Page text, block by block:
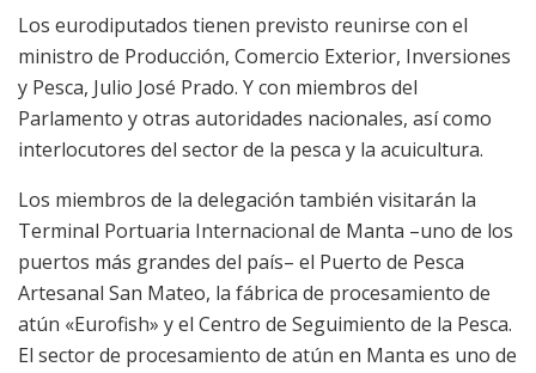
Los eurodiputados tienen previsto reunirse con el
ministro de Producción, Comercio Exterior, Inversiones
y Pesca, Julio José Prado. Y con miembros del
Parlamento y otras autoridades nacionales, así como
interlocutores del sector de la pesca y la acuicultura.
Los miembros de la delegación también visitarán la
Terminal Portuaria Internacional de Manta –uno de los
puertos más grandes del país– el Puerto de Pesca
Artesanal San Mateo, la fábrica de procesamiento de
atún «Eurofish» y el Centro de Seguimiento de la Pesca.
El sector de procesamiento de atún en Manta es uno de